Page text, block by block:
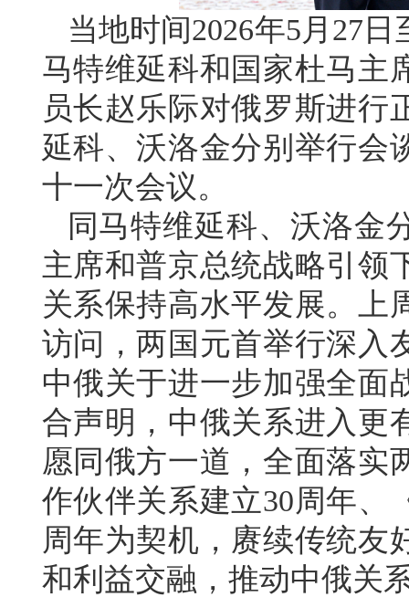
当地时间2026年5月27
马特维延科和国家杜马主
员长赵乐际对俄罗斯进行
延科、沃洛金分别举行会
十一次会议。
同马特维延科、沃洛金
主席和普京总统战略引领
关系保持高水平发展。上
访问，两国元首举行深入
中俄关于进一步加强全面
合声明，中俄关系进入更
愿同俄方一道，全面落实
作伙伴关系建立30周年、
周年为契机，赓续传统友
和利益交融，推动中俄关